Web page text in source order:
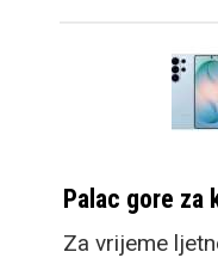
Palac gore za
Za vrijeme